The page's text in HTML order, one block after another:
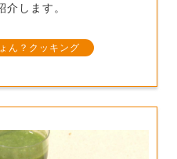
介します。
ん？クッキング